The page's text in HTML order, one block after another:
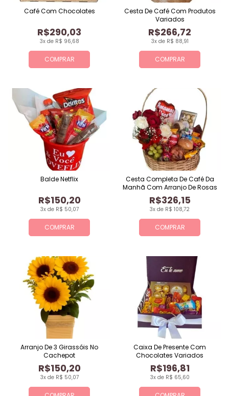
COMPRAR
3x de R$ 96,68
R$290,03
Café Com Chocolates
COMPRAR
3x de R$ 88,91
R$266,72
Cesta De Café Com Produtos
Variados
COMPRAR
3x de R$ 50,07
R$150,20
Balde Netflix
COMPRAR
3x de R$ 108,72
R$326,15
Cesta Completa De Café Da
Manhã Com Arranjo De Rosas
3x de R$ 50,07
R$150,20
Arranjo De 3 Girassóis No
Cachepot
3x de R$ 65,60
R$196,81
Caixa De Presente Com
Chocolates Variados